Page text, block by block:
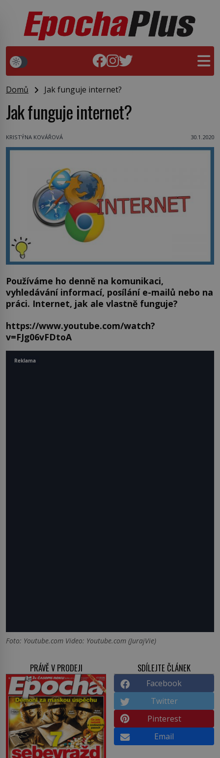
Domů Jak funguje internet?
Jak funguje internet?
KRISTÝNA KOVÁŘOVÁ 30.1.2020
Používáme ho denně na komunikaci,
vyhledávání informací, posílání e-mailů nebo na
práci. Internet, jak ale vlastně funguje?
https://www.youtube.com/watch?
v=FJg06vFDtoA
Foto: Youtube.com Video: Youtube.com (JurajVie)
PRÁVĚ V PRODEJI SDÍLEJTE ČLÁNEK
Facebook
Twitter
Pinterest
Email
Reklama